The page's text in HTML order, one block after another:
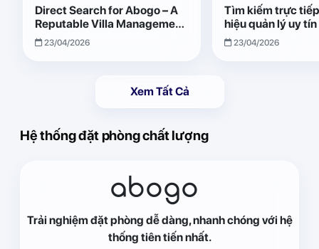
Direct Search for Abogo – A
Reputable Villa Management
Brand with Transparent and
Effective Operations
23/04/2026
Tìm kiếm trực
hiệu quản lý uy
Giải pháp vận
quả, minh bạch
23/04/2026
Xem Tất Cả
Hệ thống đặt phòng chất lượng
abogo
Trải nghiệm đặt phòng dễ dàng, nhanh chóng với hệ
thống tiên tiến nhất.